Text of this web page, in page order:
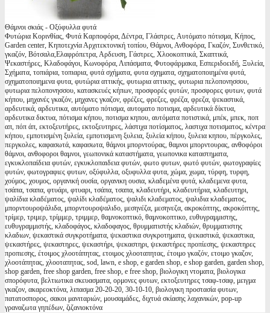
Θάμνοι σκιάς - Οξύφυλλα φυτά
Φυτώρια Κορινθίας, Φυτά Καρποφόρα, Δέντρα, Γλάστρες, Αυτόματο πότισμα, Κήπος,
Garden center, Κηποτεχνία Αρχιτεκτονική τοπίου, Θάμνοι, Ανθοφόρα, Γκαζόν, Συνθετικό,
γκαζόν, Βότσαλα,Ελαφρόπετρα, Αρδευση, Γάστρες, Χλοοκοπτικά, Σκαπτικά,
Ψεκαστήρες, Κλαδοφάγοι, Κωνοφόρα, Λιπάσματα, Φυτοφάρμακα, Εσπεριδοειδή, Ξυλεία,
Σχήματα, τοπιάρια, τοπιαρια, φυτά σχήματα, φυτα σχηματα, σχηματοποιημένα φυτά,
σχηματοποιημενα φυτα, φυτώρια αττικής, φυτωρια αττικης, φυτωρια πελοπονησσου,
φυτωρια πελοπονησσου, κατασκευές κήπων, προσφορές φυτών, προσφορες φυτων, φυτά
κήπου, μηχανές γκαζόν, μηχανες γκαζον, φρέζες, φρεζες, φρέζα, φρεζα, ψεκαστικά,
αρδευτικά, αρδευτικα, αυτόματο πότισμα, αυτοματο ποτισμα, αρδευτικά δίκτυα,
αρδευτικα δικτυα, πότισμα κήπου, ποτισμα κηπου, αυτόματα ποτιστικά, μπέκ, μπεκ, ποπ
απ, πόπ άπ, εκτοξευτήρες, εκτοξευτηρες, λάστιχα ποτίσματος, λαστιχα ποτισματος, κέντρα
κήπου, εμποτισμένη ξυλεία, εμποτισμενη ξυλεια, ξυλεία κήπου, ξυλεια κηπου, πέργκολες,
περγκολες, καφασωτά, καφασωτα, θάμνοι μπορντούρας, θαμνοι μπορντουρας, ανθοφόροι
θάμνοι, ανθοφοροι θαμνοι, γεωπονικά καταστήματα, γεωπονικα καταστηματα,
εγκυκλοπαίδεια φυτών, εγκυκλοπαιδεια φυτών, φωτο φυτων, φωτό φυτών, φωτογραφίες
φυτών, φωτογραφιες φυτων, οξύφυλλα, οξυφυλλα φυτα, χώμα, χωμα, τύρφη, τυρφη,
χούμος, χουμος, οργανική ουσία, οργανικη ουσια, κλαδεμένα φυτά, κλαδεμενα φυτα,
τσάπα, τσαπα, φτυάρι, φτυαρι, τσάπα, τσαπα, κλαδευτήρι, κλαδευτήρια, κλαδευτηρι,
ψαλίδια κλαδέματος, ψαλίδι κλαδέματος, ψαλιδι κλαδεματος, ψαλιδια κλαδεματος,
μπορντουροψάλιδα, μπορντουροψαλιδο, μεσηνέζα, μεσηνεζα, ακροκόπτης, ακροκόπτης,
τρίμερ, τριμερ, τρίμμερ, τριμμερ, θαμνοκοπτικό, θαμνοκοπτικο, ευθυγραμμιστης,
ευθυγραμμιστής, κλαδοφάγος, κλαδοφαγος, θρυμματιστής κλαδιών, θρυμματιστης
κλαδιων, ψεκαστικά συγκροτήματα, ψεκαστικα συγκροτηματα, ψεκαστικά, ψεκαστικα,
ψεκαστήρες, ψεκαστηρες, ψεκαστήρι, ψεκαστηρι, ψεκαστήρες προπίεσης, ψεκαστηρες
προπιεσης, έτοιμος χλοοτάπητας, ετοιμος χλοοταπητας, έτοιμο γκαζόν, ετοιμο γκαζον,
χλοοτάπητας, χλοοταπητας, sod, lawn, e shop, e garden shop, e shop garden, garden shop,
shop garden, free shop garden, free shop, e free shop, βιολογικη ντοματα, βιολογικα
σπορόφυτα, βελτιωτικα σκευασματα, ορμονες φυτων, εκτοξευτηρες τσαφ-τσαφ, μειγμα
γκαζον, ακαρεοκτόνα, λιπασμα 20-20-20, 30-10-10, βιολογικη προστασία φυτων,
πατατοσπορος, σακοι μανιταριών, μουσαμάδες, διχτυά σκίασης λαχανικών, pop-up
γραναζωτα γηπέδων, ζιζανιοκτόνα